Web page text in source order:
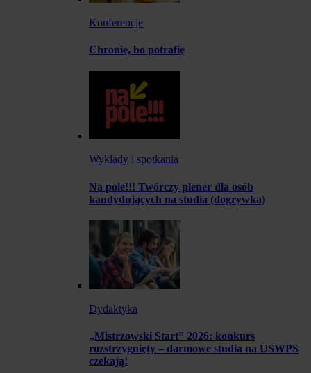
Konferencje
Chronię, bo potrafię
Wykłady i spotkania
Na pole!!! Twórczy plener dla osób
kandydujących na studia (dogrywka)
Dydaktyka
„Mistrzowski Start” 2026: konkurs
rozstrzygnięty – darmowe studia na USWPS
czekają!